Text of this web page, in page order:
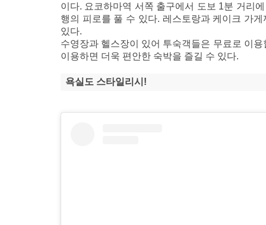
이다. 요코하마역 서쪽 출구에서 도보 1분 거리
행의 피로를 풀 수 있다. 레스토랑과 케이크 가
있다.
수영장과 헬스장이 있어 투숙객들은 무료로 이
이용하면 더욱 편안한 숙박을 즐길 수 있다.
욕실도 스타일리시!